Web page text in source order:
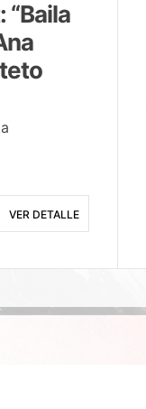
“Baila
VER DETALLE